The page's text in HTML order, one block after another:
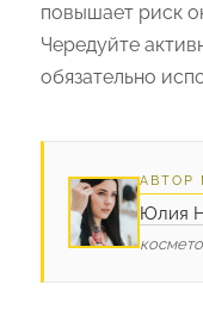
повышает риск
Чередуйте
обязательно
АВТОР
Юлия